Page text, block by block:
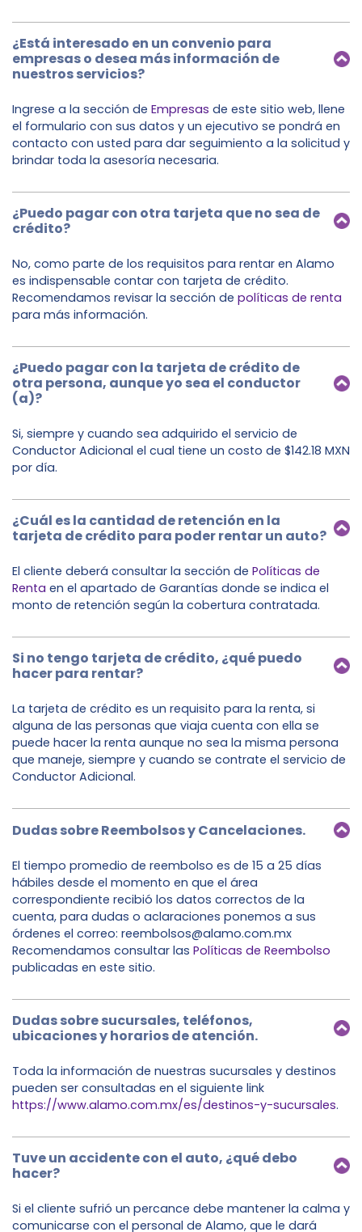
¿Está interesado en un convenio para
empresas o desea más información de
nuestros servicios?
Ingrese a la sección de Empresas de este sitio web, llene
el formulario con sus datos y un ejecutivo se pondrá en
contacto con usted para dar seguimiento a la solicitud y
brindar toda la asesoría necesaria.
¿Puedo pagar con otra tarjeta que no sea de
crédito?
No, como parte de los requisitos para rentar en Alamo
es indispensable contar con tarjeta de crédito.
Recomendamos revisar la sección de políticas de renta
para más información.
¿Puedo pagar con la tarjeta de crédito de
otra persona, aunque yo sea el conductor
(a)?
Si, siempre y cuando sea adquirido el servicio de
Conductor Adicional el cual tiene un costo de $142.18 MXN
por día.
¿Cuál es la cantidad de retención en la
tarjeta de crédito para poder rentar un auto?
El cliente deberá consultar la sección de Políticas de
Renta en el apartado de Garantías donde se indica el
monto de retención según la cobertura contratada.
Si no tengo tarjeta de crédito, ¿qué puedo
hacer para rentar?
La tarjeta de crédito es un requisito para la renta, si
alguna de las personas que viaja cuenta con ella se
puede hacer la renta aunque no sea la misma persona
que maneje, siempre y cuando se contrate el servicio de
Conductor Adicional.
Dudas sobre Reembolsos y Cancelaciones.
El tiempo promedio de reembolso es de 15 a 25 días
hábiles desde el momento en que el área
correspondiente recibió los datos correctos de la
cuenta, para dudas o aclaraciones ponemos a sus
órdenes el correo: reembolsos@alamo.com.mx
Recomendamos consultar las Políticas de Reembolso
publicadas en este sitio.
Dudas sobre sucursales, teléfonos,
ubicaciones y horarios de atención.
Toda la información de nuestras sucursales y destinos
pueden ser consultadas en el siguiente link
https://www.alamo.com.mx/es/destinos-y-sucursales.
Tuve un accidente con el auto, ¿qué debo
hacer?
Si el cliente sufrió un percance debe mantener la calma y
comunicarse con el personal de Alamo, que le dará